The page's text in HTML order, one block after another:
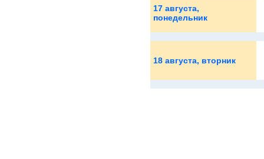
17 августа,
понедельник
18 августа, вторник